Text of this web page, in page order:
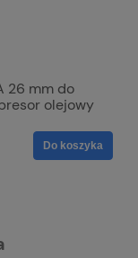
26 mm do
olejowy
Do koszyka